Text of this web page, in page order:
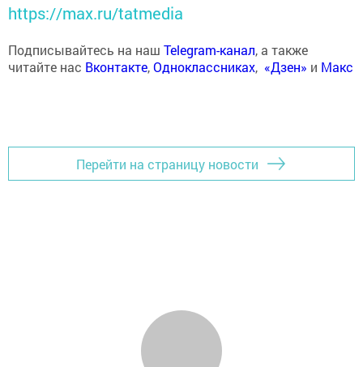
https://max.ru/tatmedia
Подписывайтесь на наш Telegram-канал, а также
читайте нас Вконтакте,Одноклассниках, «Дзен» и Макс
Перейти на страницу новости